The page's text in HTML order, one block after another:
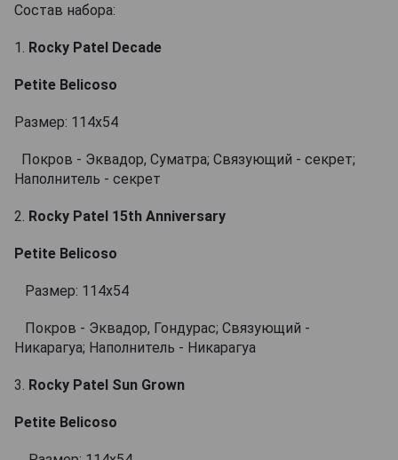
Состав набора:
1. Rocky Patel Decade
Petite Belicoso
Размер: 114х54
Покров - Эквадор, Суматра; Связующий - секрет;
Наполнитель - секрет
2. Rocky Patel 15th Anniversary
Petite Belicoso
Размер: 114х54
Покров - Эквадор, Гондурас; Связующий -
Никарагуа; Наполнитель - Никарагуа
3. Rocky Patel Sun Grown
Petite Belicoso